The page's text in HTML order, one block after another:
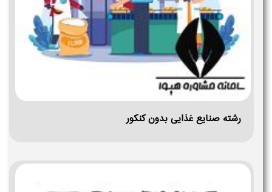
رشته صنایع غذایی بدون کنکور